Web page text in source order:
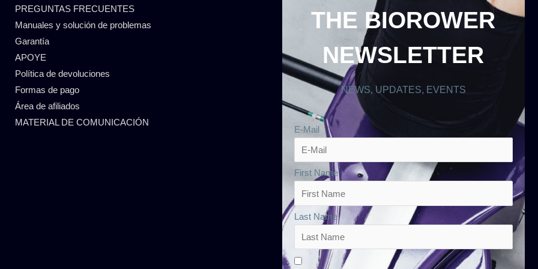
PREGUNTAS FRECUENTES
Manuales y solución de problemas
Garantía
APOYE
Política de devoluciones
Formas de pago
Área de afiliados
MATERIAL DE COMUNICACIÓN
THE BIOROWER
NEWSLETTER
NEWS, UPDATES, EVENTS
E-Mail
First Name
Last Name